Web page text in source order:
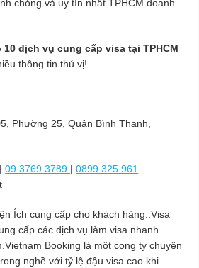
10 dịch vụ cung cấp visa tại TPHCM
thông tin thú vị!
Phường 25, Quận Bình Thạnh,
|09.3769.3789 |0899.325.961
Ích cung cấp cho khách hàng:.Visa
cấp các dịch vụ làm visa nhanh
Booking là một cong ty chuyên
nghề với tỷ lệ đậu visa cao khi